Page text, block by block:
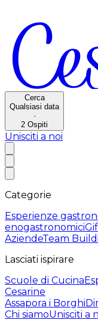
Cerca
Qualsiasi data
·
2 Ospiti
Unisciti a noi
Categorie
Esperienze
enogastronomici
AziendeTeam
Lasciati ispirare
Scuole di Cucina
Cesarine
Assapora i Borghi
Chi siamoUnisciti a